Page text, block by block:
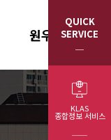
QUICK
SERVICE
KLAS
종합정보 서비스
원우회/동문회
원우회 회칙
원우회 임원
총동문회 임원